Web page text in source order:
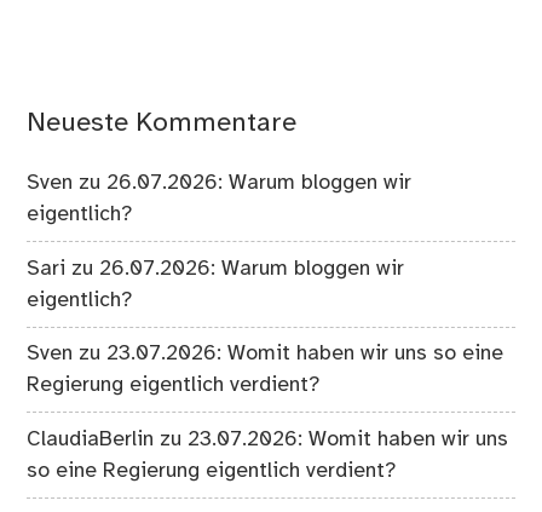
Neueste Kommentare
Sven zu 26.07.2026: Warum bloggen wir
eigentlich?
Sari zu 26.07.2026: Warum bloggen wir
eigentlich?
Sven zu 23.07.2026: Womit haben wir uns so eine
Regierung eigentlich verdient?
ClaudiaBerlin zu 23.07.2026: Womit haben wir uns
so eine Regierung eigentlich verdient?